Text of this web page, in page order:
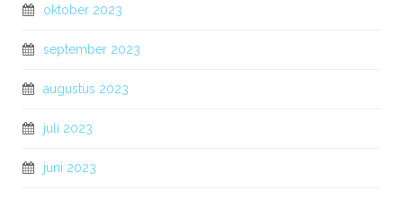
oktober 2023
september 2023
augustus 2023
juli 2023
juni 2023